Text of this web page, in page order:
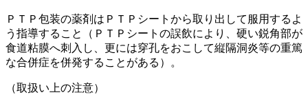
ＰＴＰ包装の薬剤はＰＴＰシートから取り出して服用するよ
う指導すること（ＰＴＰシートの誤飲により、硬い鋭角部が
食道粘膜へ刺入し、更には穿孔をおこして縦隔洞炎等の重篤
な合併症を併発することがある）。
（取扱い上の注意）